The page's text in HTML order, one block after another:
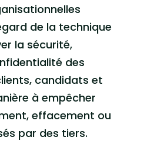
de la technique
la sécurité,
des
candidats et
à empêcher
effacement ou
par des tiers.